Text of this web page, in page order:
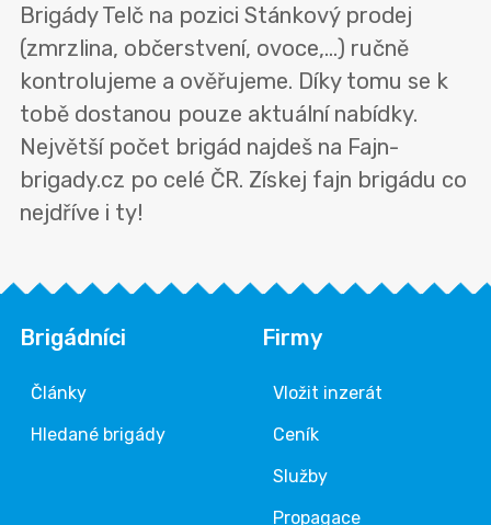
Brigády Telč na pozici Stánkový prodej
(zmrzlina, občerstvení, ovoce,...) ručně
kontrolujeme a ověřujeme. Díky tomu se k
tobě dostanou pouze aktuální nabídky.
Největší počet brigád najdeš na Fajn-
brigady.cz po celé ČR. Získej fajn brigádu co
nejdříve i ty!
Brigádníci
Články
Hledané brigády
Firmy
Vložit inzerát
Ceník
Služby
Propagace